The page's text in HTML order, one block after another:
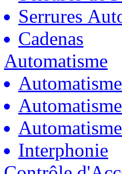
Serrures
Cadenas
Automatisme
Interphonie